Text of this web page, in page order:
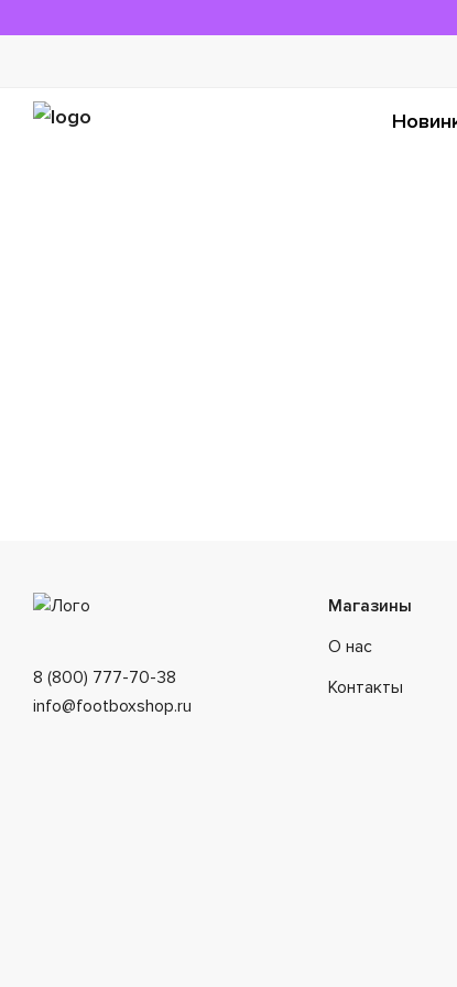
8 (800) 777-70-38
info@footboxshop.ru
Магазины
О нас
Контакты